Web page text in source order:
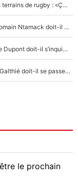
La raison d'être de Matthieu Jalibert en dehors des terrains de rugby : «Ça m'atteint autant que si tu touches à un membre de ma famille»
XV de France - Matthieu Jalibert a tout changé : Romain Ntamack doit-il s’inquiéter pour sa place à un an de la Coupe du monde ?
«Le XV de France est meilleur avec Lucu» : Antoine Dupont doit-il s’inquiéter pour sa place ?
Le XV de France a trouvé son remplaçant : Fabien Galthié doit-il se passer d'Antoine Dupont ?
le prochain